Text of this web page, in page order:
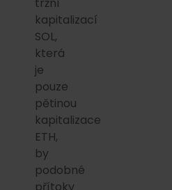
kapitalizací
SOL,
která
je
pouze
pětinou
kapitalizace
ETH,
by
podobné